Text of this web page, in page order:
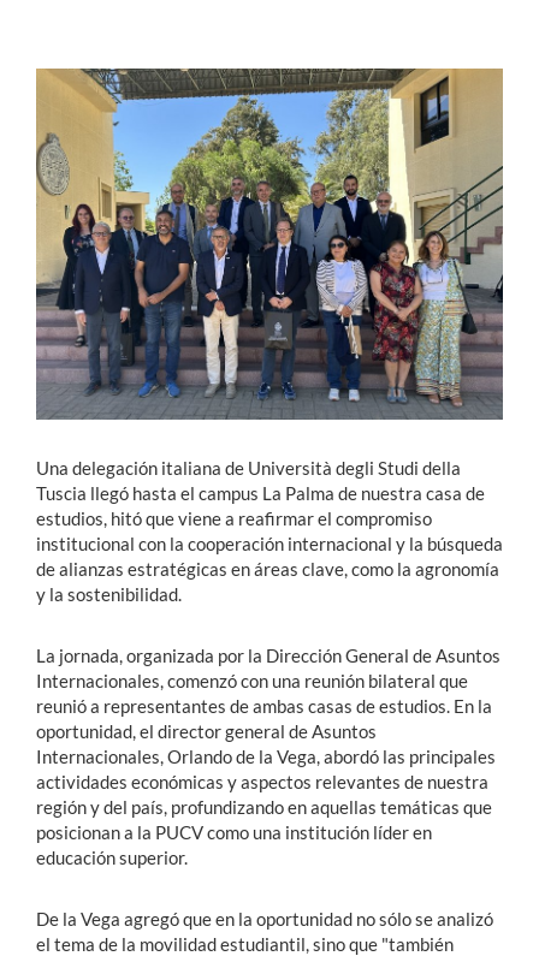
Formación Continua
Estudiantes
Académicos
Funcionarios
Alumni
English
Una delegación italiana de Università degli Studi della
Tuscia llegó hasta el campus La Palma de nuestra casa de
estudios, hitó que viene a reafirmar el compromiso
institucional con la cooperación internacional y la búsqueda
de alianzas estratégicas en áreas clave, como la agronomía
y la sostenibilidad.
La jornada, organizada por la Dirección General de Asuntos
Internacionales, comenzó con una reunión bilateral que
reunió a representantes de ambas casas de estudios. En la
oportunidad, el director general de Asuntos
Internacionales, Orlando de la Vega, abordó las principales
actividades económicas y aspectos relevantes de nuestra
región y del país, profundizando en aquellas temáticas que
posicionan a la PUCV como una institución líder en
educación superior.
De la Vega agregó que en la oportunidad no sólo se analizó
el tema de la movilidad estudiantil, sino que "también